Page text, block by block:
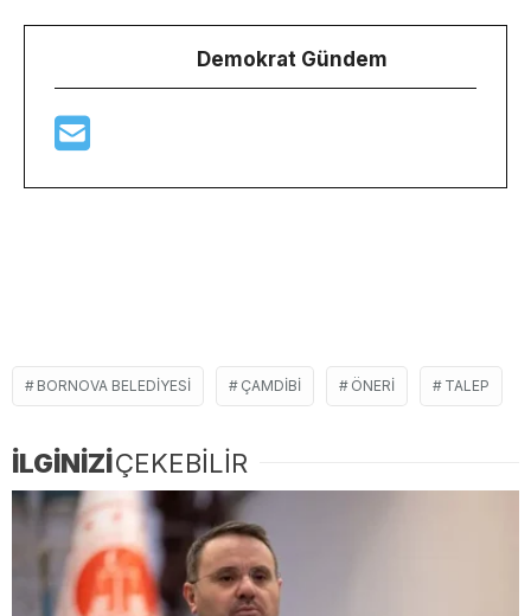
Demokrat Gündem
BORNOVA BELEDIYESI ÇAMDIBI ÖNERI TALEP
İLGİNİZİÇEKEBİLİR